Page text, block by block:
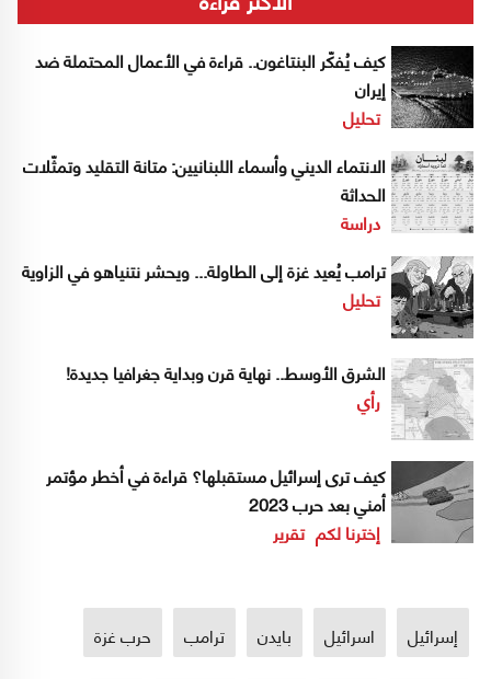
كيف يُفكّر البنتاغون.. قراءة في الأعمال المحتملة ضد
إيران
تحليل
الانتماء الديني وأسماء اللبنانيين: متانة التقليد وتمثّلات
الحداثة
دراسة
ترامب يُعيد غزة إلى الطاولة... ويحشر نتنياهو في الزاوية
تحليل
الشرق الأوسط.. نهاية قرن وبداية جغرافيا جديدة!
رأي
كيف ترى إسرائيل مستقبلها؟ قراءة في أخطر مؤتمر
أمني بعد حرب 2023
إخترنا لكم تقرير
إسرائيل اسرائيل بايدن ترامب حرب غزة